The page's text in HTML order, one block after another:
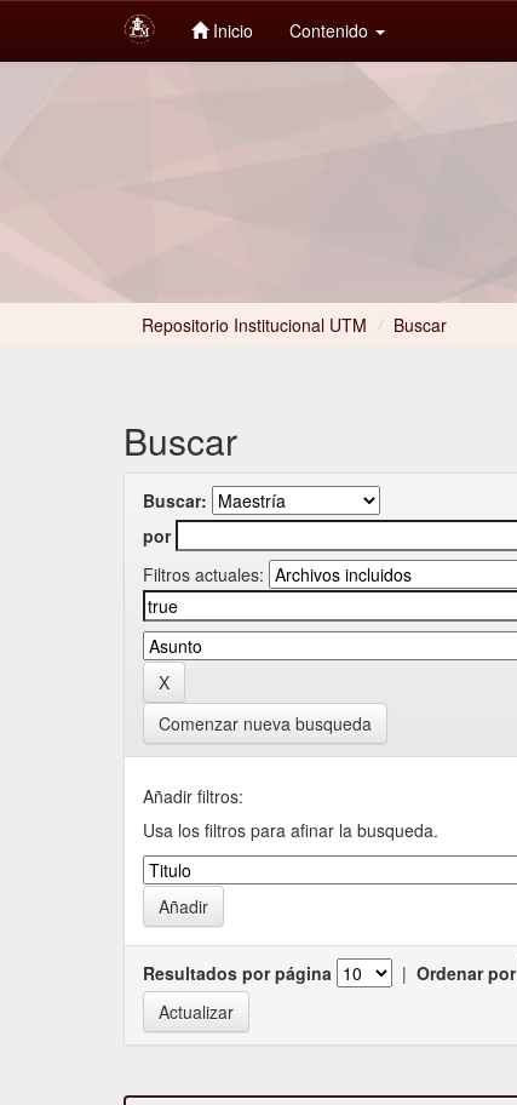
Inicio Contenido
Repositorio Institucional UTM / Buscar
Buscar
Buscar:
por
Filtros actuales:
Comenzar nueva busqueda
Añadir filtros:
Usa los filtros para afinar la busqueda.
Resultados por página | Ordenar por